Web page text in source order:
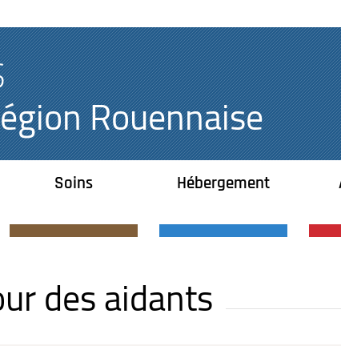
Rouennaise
Soins Hébergement
des aidants